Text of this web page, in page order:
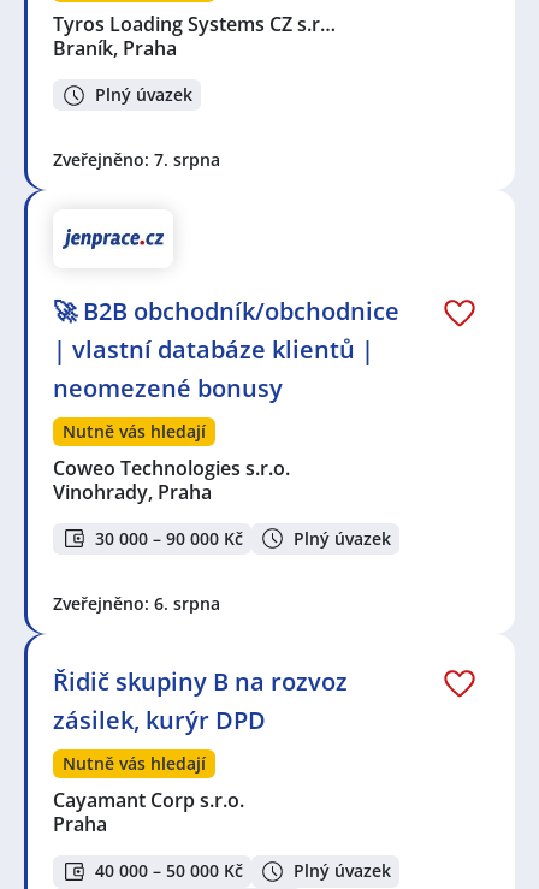
Tyros Loading Systems CZ s.r…
Braník, Praha
Plný úvazek
Zveřejněno: 7. srpna
🚀 B2B obchodník/obchodnice
| vlastní databáze klientů |
neomezené bonusy
Nutně vás hledají
Coweo Technologies s.r.o.
Vinohrady, Praha
30 000 – 90 000 Kč Plný úvazek
Zveřejněno: 6. srpna
Řidič skupiny B na rozvoz
zásilek, kurýr DPD
Nutně vás hledají
Cayamant Corp s.r.o.
Praha
40 000 – 50 000 Kč
Plný úvazek